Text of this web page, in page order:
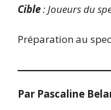
Cible: Joueurs du
Préparation au
Par Pascaline